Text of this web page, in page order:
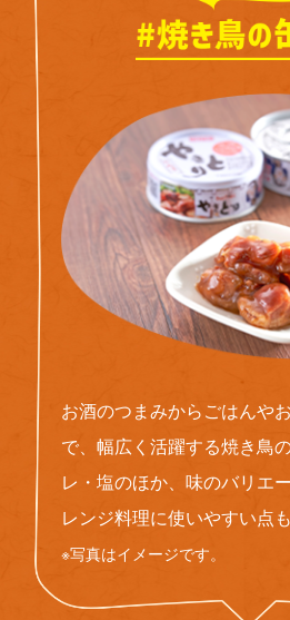
お酒のつまみからごはんや
で、幅広く活躍する焼き鳥
レ・塩のほか、味のバリエ
レンジ料理に使いやすい点
※写真はイメージです。